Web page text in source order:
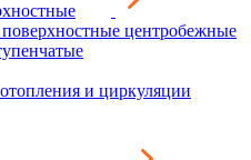
центробежные
и циркуляции